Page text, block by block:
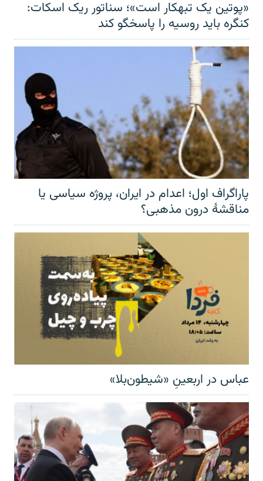
«پوتین یک تبهکار است»؛ سناتور ریک اسکات:
کنگره باید روسیه را پاسخگو کند
پاراگراف اول؛ اعدام در ایران، پروژه سیاسی یا
مناقشهٔ درون مذهبی؟
عباس در اربعینِ «شیطون‌بلا»